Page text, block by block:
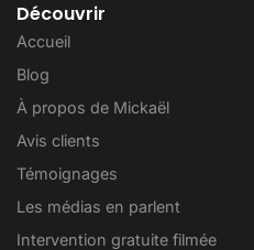
Découvrir
Accueil
Blog
À propos de Mickaël
Avis clients
Témoignages
Les médias en parlent
Intervention gratuite filmée